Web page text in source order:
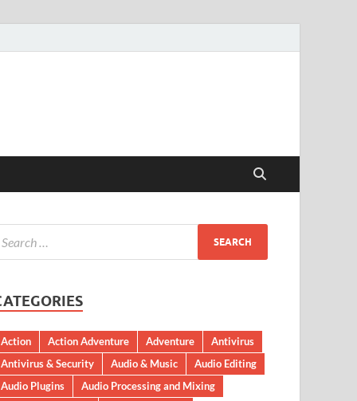
Action Action Adventure Adventure
Antivirus
Antivirus & Security
Audio & Music
Audio Editing
Audio Plugins
Audio Processing and Mixing